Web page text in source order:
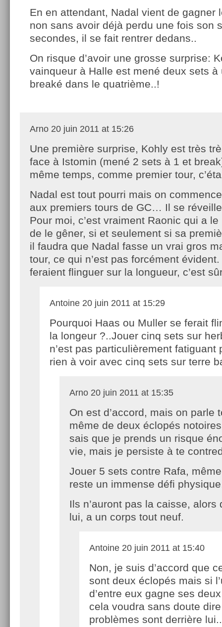
En en attendant, Nadal vient de gagner
non sans avoir déjà perdu une fois son
secondes, il se fait rentrer dedans..
On risque d’avoir une grosse surprise:
vainqueur à Halle est mené deux sets à
breaké dans le quatrième..!
Arno 20 juin 2011 at 15:26
Une première surprise, Kohly est très
face à Istomin (mené 2 sets à 1 et
même temps, comme premier tour,
Nadal est tout pourri mais on
aux premiers tours de GC… Il se
Pour moi, c’est vraiment Raonic qui a
de le gêner, si et seulement si sa
il faudra que Nadal fasse un vrai gros
tour, ce qui n’est pas forcément
feraient flinguer sur la longueur, c’est
Antoine 20 juin 2011 at 15:29
Pourquoi Haas ou Muller se ferait
la longeur ?..Jouer cinq sets sur
n’est pas particulièrement fatiguant
rien à voir avec cinq sets sur terre
Arno 20 juin 2011 at 15:35
On est d’accord, mais on parle
même de deux éclopés
sais que je prends un risque
vie, mais je persiste à te
Jouer 5 sets contre Rafa,
reste un immense défi
Ils n’auront pas la caisse, alors
lui, a un corps tout neuf.
Antoine 20 juin 2011 at 15:40
Non, je suis d’accord que
sont deux éclopés mais si
d’entre eux gagne ses
cela voudra sans doute
problèmes sont derrière